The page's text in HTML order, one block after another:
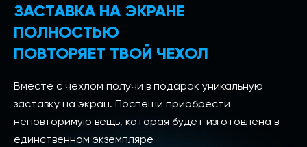
ЗАСТАВКА НА ЭКРАНЕ
ПОЛНОСТЬЮ
ПОВТОРЯЕТ ТВОЙ ЧЕХОЛ
Вместе с чехлом получи в подарок уникальную
заставку на экран. Поспеши приобрести
неповторимую вещь, которая будет изготовлена в
единственном экземпляре